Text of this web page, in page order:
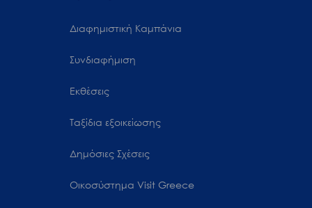
Διαφημιστική Καμπάνια
Συνδιαφήμιση
Εκθέσεις
Ταξίδια εξοικείωσης
Δημόσιες Σχέσεις
Oικοσύστημα Visit Greece